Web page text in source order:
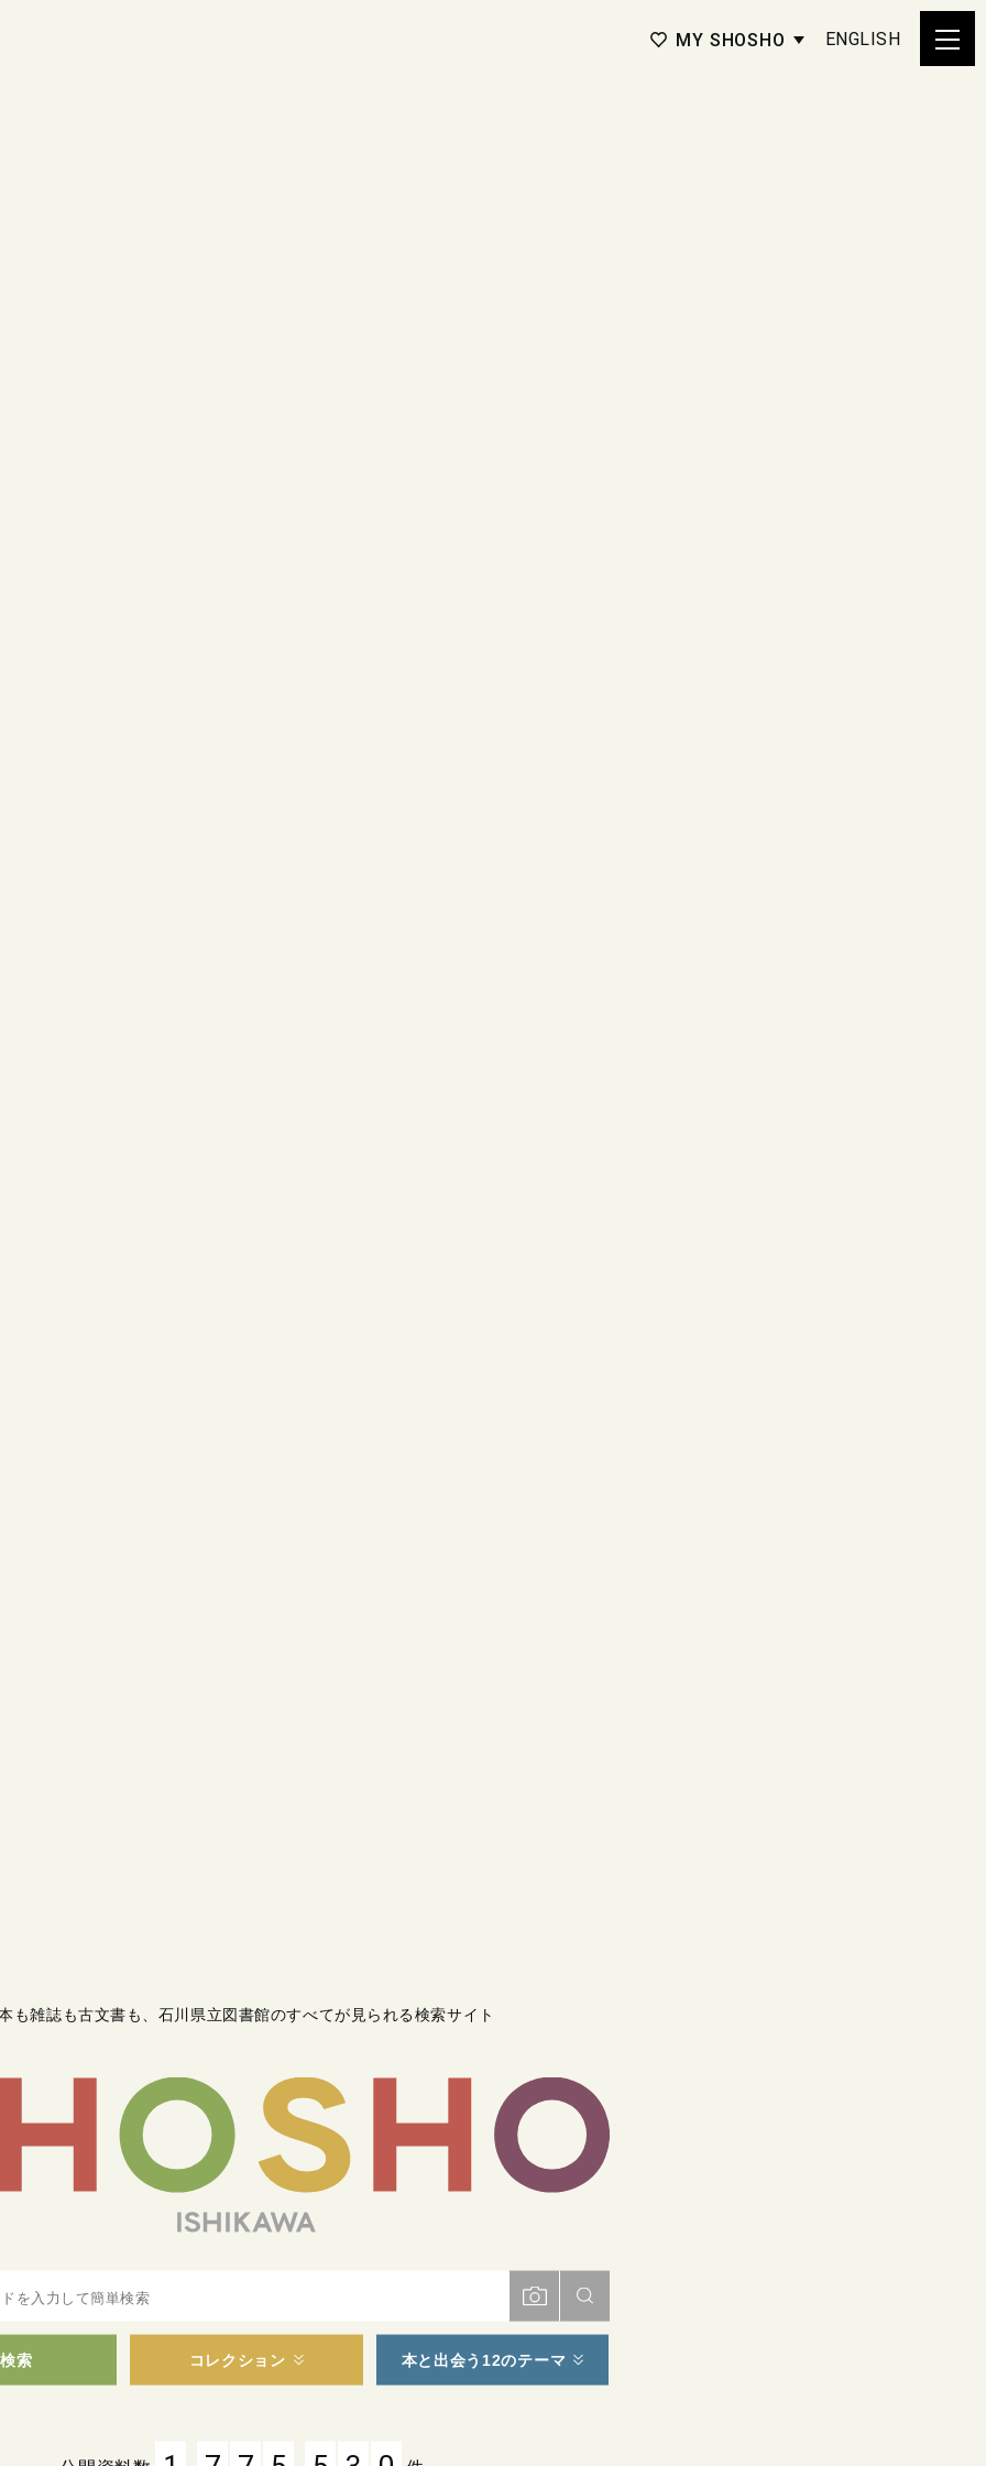
MY SHOSHO ENGLISH
も雑誌も古文書も 石川県立図書館のすべてが見られる検索サイト
索 コレクション 本と出会う12のテーマ